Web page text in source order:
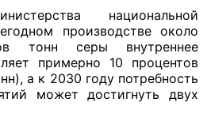
национальной
производстве около
тонн серы внутреннее
примерно 10 процентов
а к 2030 году потребность
может достигнуть двух